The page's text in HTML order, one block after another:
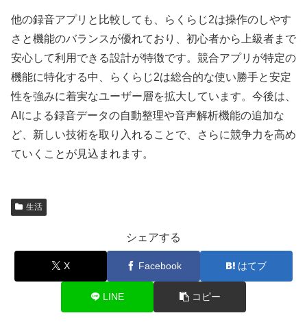
他の録音アプリと比較しても、らくらじ2は操作のしやす
さと機能のバランスが優れており、初心者から上級者まで
安心して利用できる設計が特徴です。競合アプリが特定の
機能に特化する中、らくらじ2は総合的な使い勝手と安定
性を強みに着実なユーザー層を拡大しています。今後は、
AIによる録音データの自動整理や音声解析機能の追加な
ど、新しい技術を取り入れることで、さらに競争力を高め
ていくことが見込まれます。
生活
シェアする
X Facebook はてブ
LINE コピー